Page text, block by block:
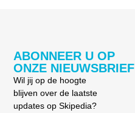
ABONNEER U OP
ONZE NIEUWSBRIEF
Wil jij op de hoogte
blijven over de laatste
updates op Skipedia?